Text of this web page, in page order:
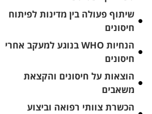
שיתוף פעולה בין מדינות לפיתוח
חיסונים
הנחיות WHO בנוגע למעקב אחרי
חיסונים
הוצאות על חיסונים והקצאת
משאבים
הכשרת צוותי רפואה וביצוע